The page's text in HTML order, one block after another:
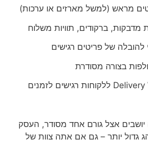
להובלה של פריטים רגישים
בצורה מסודרת
אצל גורם אחד מסודר, העסק
גדול יותר – גם אם אתה צוות של